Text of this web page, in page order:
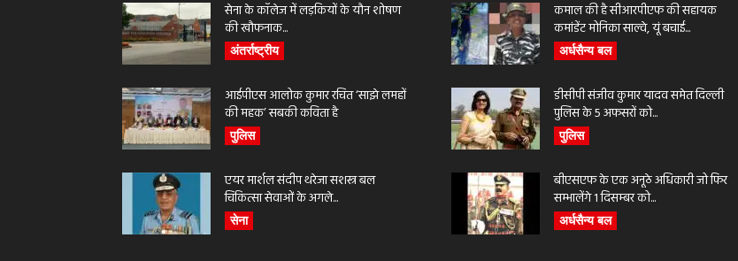
सेना के कॉलेज में लड़कियों के यौन शोषण
की खौफनाक...
अंतर्राष्ट्रीय
आईपीएस आलोक कुमार रचित ‘साझे लमहों
की महक’ सबकी कविता है
पुलिस
एयर मार्शल संदीप थरेजा सशस्त्र बल
चिकित्सा सेवाओं के अगले...
सेना
कमाल की है सीआरपीएफ की सहायक
कमांडेंट मोनिका साल्वे, यूं बचाई...
अर्धसैन्य बल
डीसीपी संजीव कुमार यादव समेत दिल्ली
पुलिस के 5 अफसरों को...
पुलिस
बीएसएफ के एक अनूठे अधिकारी जो फिर
सम्भालेंगे 1 दिसम्बर को...
अर्धसैन्य बल